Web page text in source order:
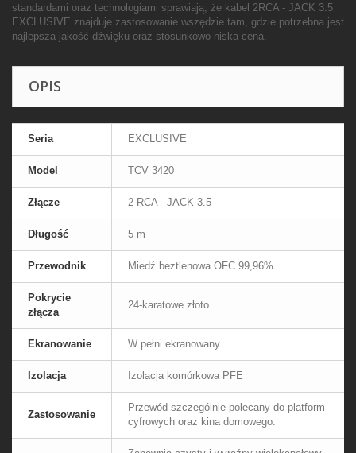
standardami oraz technologiami sprawiają, że kabel 2RCA - JACK 3.5
EXCLUSIVE znajduje zastosowanie wszędzie tam, gdzie potrzebna jest
najlepsza jakość dźwięku oraz stosunkowo niska cena.
OPIS
Seria EXCLUSIVE
Model TCV 3420
Złącze 2 RCA - JACK 3.5
Długość 5 m
Przewodnik Miedź beztlenowa OFC 99,96%
Pokrycie
złącza
24-karatowe złoto
Ekranowanie W pełni ekranowany.
Izolacja Izolacja komórkowa PFE
Zastosowanie
Przewód szczególnie polecany do platform
cyfrowych oraz kina domowego.